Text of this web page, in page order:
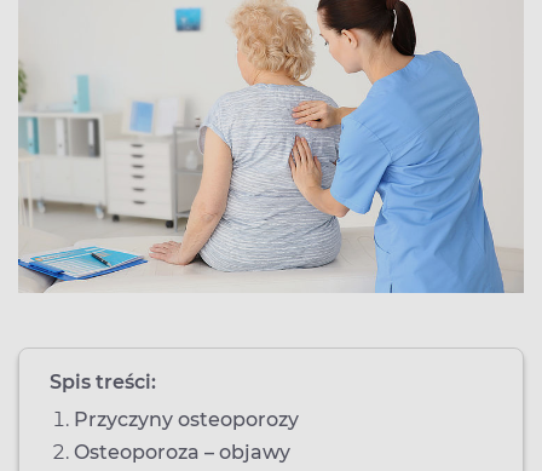
Spis treści:
Przyczyny osteoporozy
Osteoporoza – objawy